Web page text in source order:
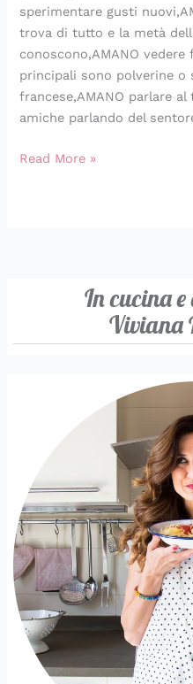
sperimentare gusti
trova di tutto e la metà
conoscono,AMANO
principali sono polverine o
francese,AMANO parlare
amiche parlando del
Read More »
In cucina
Viviana